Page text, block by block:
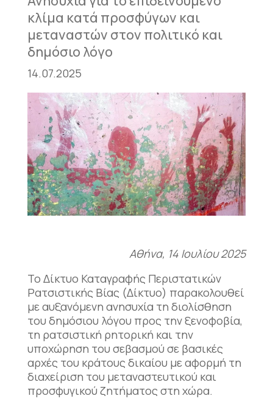
κλίμα κατά προσφύγων και
μεταναστών στον πολιτικό και
δημόσιο λόγο
14.07.2025
Αθήνα, 14 Ιουλίου 2025
Το Δίκτυο Καταγραφής Περιστατικών
Ρατσιστικής Βίας (Δίκτυο) παρακολουθεί
με αυξανόμενη ανησυχία τη διολίσθηση
του δημόσιου λόγου προς την ξενοφοβία,
τη ρατσιστική ρητορική και την
υποχώρηση του σεβασμού σε βασικές
αρχές του κράτους δικαίου με αφορμή τη
διαχείριση του μεταναστευτικού και
προσφυγικού ζητήματος στη χώρα.